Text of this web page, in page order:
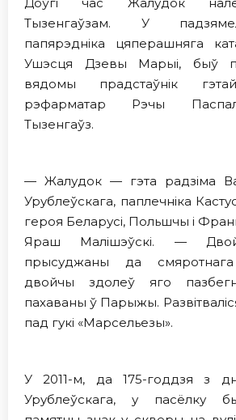
Доўгі час Жалудок
Тызенгаўзам. У
папярэдніка цяперашняга
Ушэсця Дзевы Марыі, быў
вядомы прадстаўнік
рэфарматар Рэчы
Тызенгаўз.
— Жалудок — гэта радзіма
Урублеўскага, паплечніка
героя Беларусi, Польшчы i
Яраш Малішэўскі. —
прысуджаны да
двойчы здолеў яго
пахаваны ў Парыжы.
пад гукі «Марсельезы».
У 2011-м, да 175-годдзя з
Урублеўскага, у пасёлку